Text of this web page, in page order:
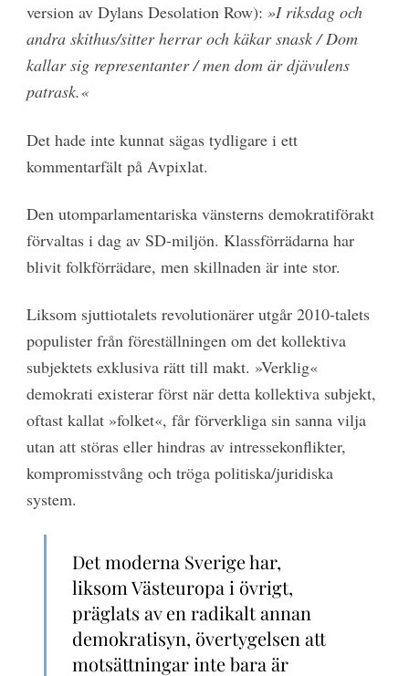
version av Dylans Desolation Row): »I riksdag och
andra skithus/sitter herrar och käkar snask / Dom
kallar sig representanter / men dom är djävulens
patrask.«
Det hade inte kunnat sägas tydligare i ett
kommentarfält på Avpixlat.
Den utomparlamentariska vänsterns demokratiförakt
förvaltas i dag av SD-miljön. Klassförrädarna har
blivit folkförrädare, men skillnaden är inte stor.
Liksom sjuttiotalets revolutionärer utgår 2010-talets
populister från föreställningen om det kollektiva
subjektets exklusiva rätt till makt. »Verklig«
demokrati existerar först när detta kollektiva subjekt,
oftast kallat »folket«, får förverkliga sin sanna vilja
utan att störas eller hindras av intressekonflikter,
kompromisstvång och tröga politiska/juridiska
system.
Det moderna Sverige har,
liksom Västeuropa i övrigt,
präglats av en radikalt annan
demokratisyn, övertygelsen att
motsättningar inte bara är